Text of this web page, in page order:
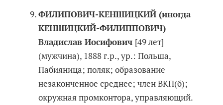
ФИЛИПОВИЧ-КЕНШИЦКИЙ (иногда
КЕНШИЦКИЙ-ФИЛИППОВИЧ)
Владислав Иосифович [49 лет]
(мужчина), 1888 г.р., ур.: Польша,
Пабияница; поляк; образование
незаконченное среднее; член ВКП(б);
окружная промконтора, управляющий.